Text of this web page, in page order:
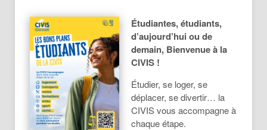
Étudiantes, étudiants,
d’aujourd’hui ou de
demain, Bienvenue à la
CIVIS !
Étudier, se loger, se
déplacer, se divertir… la
CIVIS vous accompagne à
chaque étape.